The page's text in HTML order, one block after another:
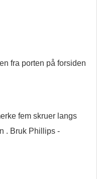
fra porten på forsiden
fem skruer langs
. Bruk Phillips -